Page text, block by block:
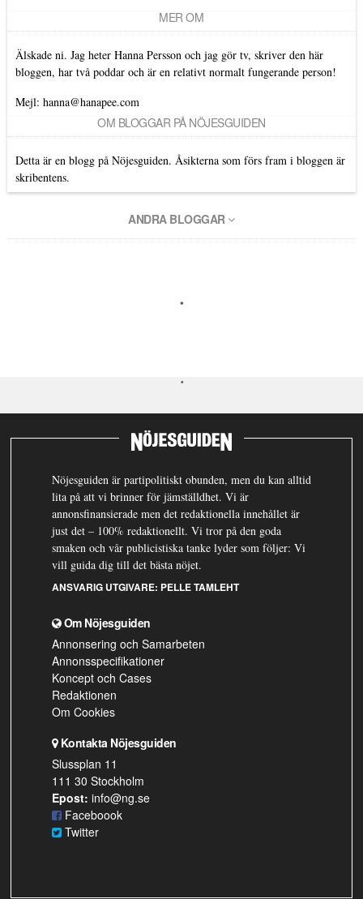
MER OM
Älskade ni. Jag heter Hanna Persson och jag gör tv, skriver den här
bloggen, har två poddar och är en relativt normalt fungerande person!
Mejl: hanna@hanapee.com
OM BLOGGAR PÅ NÖJESGUIDEN
Detta är en blogg på Nöjesguiden. Åsikterna som förs fram i bloggen är
skribentens.
ANDRA BLOGGAR
Nöjesguiden är partipolitiskt obunden, men du kan alltid
lita på att vi brinner för jämställdhet. Vi är
annonsfinansierade men det redaktionella innehållet är
just det – 100% redaktionellt. Vi tror på den goda
smaken och vår publicistiska tanke lyder som följer: Vi
vill guida dig till det bästa nöjet.
ANSVARIG UTGIVARE: PELLE TAMLEHT
Om Nöjesguiden
Annonsering och Samarbeten
Annonsspecifikationer
Koncept och Cases
Redaktionen
Om Cookies
Kontakta Nöjesguiden
Slussplan 11
111 30 Stockholm
Epost: info@ng.se
Faceboook
Twitter